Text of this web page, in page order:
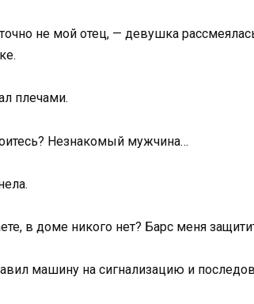
не мой отец, — девушка
плечами.
Незнакомый мужчина…
в доме никого нет? Барс меня
машину на сигнализацию и